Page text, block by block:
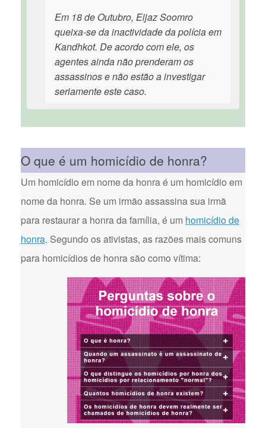
Em 18 de Outubro, Eijaz Soomro
queixa-se da inactividade da polícia em
Kandhkot. De acordo com ele, os
agentes ainda não prenderam os
assassinos e não estão a investigar
seriamente este caso.
O que é um homicídio de honra?
Um homicídio em nome da honra é um homicídio em
nome da honra. Se um irmão assassina sua irmã
para restaurar a honra da família, é um homicídio de
honra. Segundo os ativistas, as razões mais comuns
para homicídios de honra são como vítima: